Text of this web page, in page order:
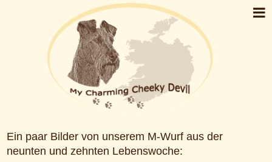
Ein paar Bilder von unserem M-Wurf aus der
neunten und zehnten Lebenswoche: